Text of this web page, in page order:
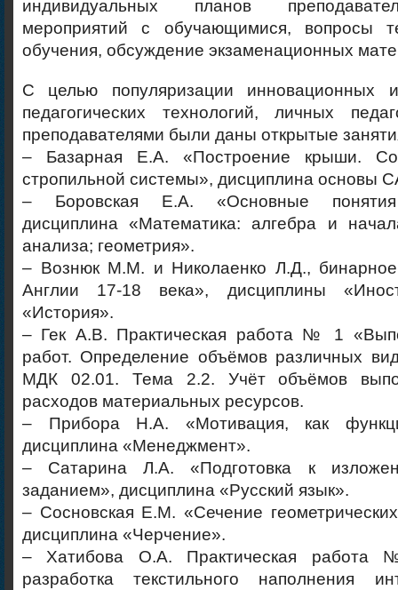
индивидуальных планов
мероприятий с обучающимися, вопросы
обучения, обсуждение экзаменационных
С целью популяризации инновационных
педагогических технологий, личных
преподавателями были даны открытые
– Базарная Е.А. «Построение крыши.
стропильной системы», дисциплина основы
– Боровская Е.А. «Основные понятия
дисциплина «Математика: алгебра и
анализа; геометрия».
– Вознюк М.М. и Николаенко Л.Д., бинарное
Англии 17-18 века», дисциплины
«История».
– Гек А.В. Практическая работа № 1
работ. Определение объёмов различных
МДК 02.01. Тема 2.2. Учёт объёмов
расходов материальных ресурсов.
– Прибора Н.А. «Мотивация, как
дисциплина «Менеджмент».
– Сатарина Л.А. «Подготовка к
заданием», дисциплина «Русский язык».
– Сосновская Е.М. «Сечение
дисциплина «Черчение».
– Хатибова О.А. Практическая
разработка текстильного наполнения